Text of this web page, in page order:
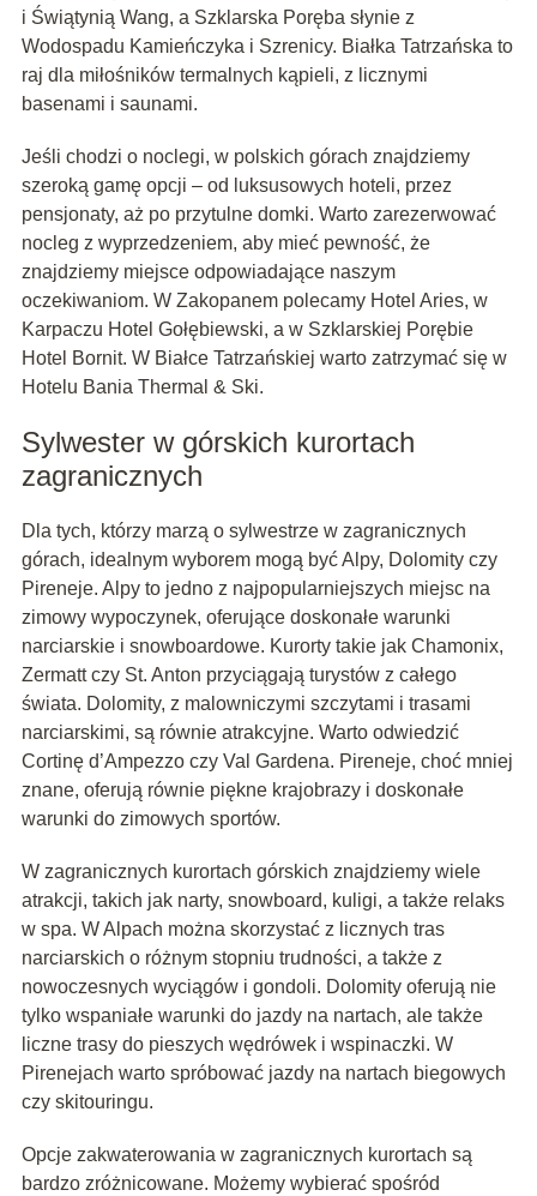
i Świątynią Wang, a Szklarska Poręba słynie z
Wodospadu Kamieńczyka i Szrenicy. Białka Tatrzańska to
raj dla miłośników termalnych kąpieli, z licznymi
basenami i saunami.
Jeśli chodzi o noclegi, w polskich górach znajdziemy
szeroką gamę opcji – od luksusowych hoteli, przez
pensjonaty, aż po przytulne domki. Warto zarezerwować
nocleg z wyprzedzeniem, aby mieć pewność, że
znajdziemy miejsce odpowiadające naszym
oczekiwaniom. W Zakopanem polecamy Hotel Aries, w
Karpaczu Hotel Gołębiewski, a w Szklarskiej Porębie
Hotel Bornit. W Białce Tatrzańskiej warto zatrzymać się w
Hotelu Bania Thermal & Ski.
Sylwester w górskich kurortach
zagranicznych
Dla tych, którzy marzą o sylwestrze w zagranicznych
górach, idealnym wyborem mogą być Alpy, Dolomity czy
Pireneje. Alpy to jedno z najpopularniejszych miejsc na
zimowy wypoczynek, oferujące doskonałe warunki
narciarskie i snowboardowe. Kurorty takie jak Chamonix,
Zermatt czy St. Anton przyciągają turystów z całego
świata. Dolomity, z malowniczymi szczytami i trasami
narciarskimi, są równie atrakcyjne. Warto odwiedzić
Cortinę d’Ampezzo czy Val Gardena. Pireneje, choć mniej
znane, oferują równie piękne krajobrazy i doskonałe
warunki do zimowych sportów.
W zagranicznych kurortach górskich znajdziemy wiele
atrakcji, takich jak narty, snowboard, kuligi, a także relaks
w spa. W Alpach można skorzystać z licznych tras
narciarskich o różnym stopniu trudności, a także z
nowoczesnych wyciągów i gondoli. Dolomity oferują nie
tylko wspaniałe warunki do jazdy na nartach, ale także
liczne trasy do pieszych wędrówek i wspinaczki. W
Pirenejach warto spróbować jazdy na nartach biegowych
czy skitouringu.
Opcje zakwaterowania w zagranicznych kurortach są
bardzo zróżnicowane. Możemy wybierać spośród